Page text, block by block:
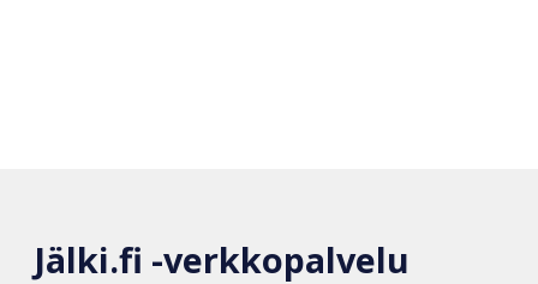
Jälki.fi -verkkopalvelu